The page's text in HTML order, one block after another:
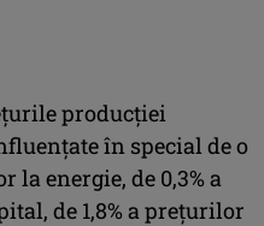
producţiei
în special de o
la energie, de 0,3% a
de 1,8% a preţurilor